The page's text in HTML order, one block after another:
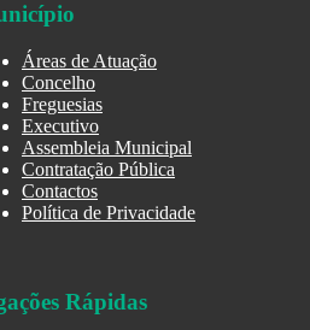
Áreas de Atuação
Concelho
Freguesias
Executivo
Assembleia Municipal
Contratação Pública
Contactos
Política de Privacidade
Rápidas